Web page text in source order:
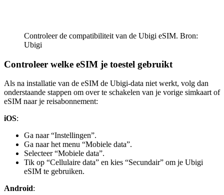
Controleer de compatibiliteit van de Ubigi eSIM. Bron:
Ubigi
Controleer welke eSIM je toestel gebruikt
Als na installatie van de eSIM de Ubigi-data niet werkt, volg dan
onderstaande stappen om over te schakelen van je vorige simkaart of
eSIM naar je reisabonnement:
iOS:
Ga naar “Instellingen”.
Ga naar het menu “Mobiele data”.
Selecteer “Mobiele data”.
Tik op “Cellulaire data” en kies “Secundair” om je Ubigi
eSIM te gebruiken.
Android: